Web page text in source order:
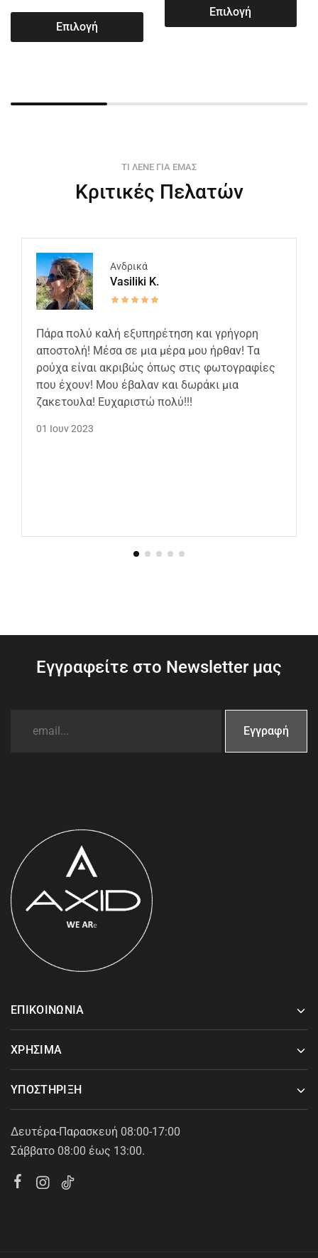
Επιλογή
Επιλογή
ΤΙ ΛΕΝΕ ΓΙΑ ΕΜΑΣ
Κριτικές Πελατών
Ανδρικά
Vasiliki K.
Πάρα πολύ καλή εξυπηρέτηση και γρήγορη
αποστολή! Μέσα σε μια μέρα μου ήρθαν! Τα
ρούχα είναι ακριβώς όπως στις φωτογραφίες
που έχουν! Μου έβαλαν και δωράκι μια
ζακετουλα! Ευχαριστώ πολύ!!!
01 Ιουν 2023
Εγγραφείτε στο Newsletter μας
ΕΠΙΚΟΙΝΩΝΙΑ
ΧΡΗΣΙΜΑ
ΥΠΟΣΤΗΡΙΞΗ
Δευτέρα-Παρασκευή 08:00-17:00
Σάββατο 08:00 έως 13:00.